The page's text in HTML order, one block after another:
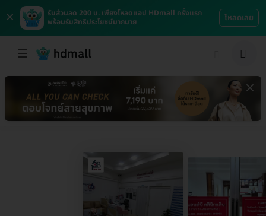
×
รับส่วนลด 200 บ. เพียงโหลดแอป HDmall ครั้งแรก
พร้อมรับสิทธิประโยชน์มากมาย
โหลดเลย